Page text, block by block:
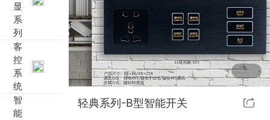
轻典系列智能开关
怡典系列智能开关
智典系列智能开关
靓典系列智能开关
标准带房号门显
非标定制门显
客控系统方案1
客控系统方案2
客控系统方案3
客控系统方案4
智能家居系列
电动窗帘
无线开关插座
特色产品
壁龛式插卡取电
买大小球网页版-买大小球（中国）
显
系
列
客
控
系
统
智
能
轻典系列-B型智能开关